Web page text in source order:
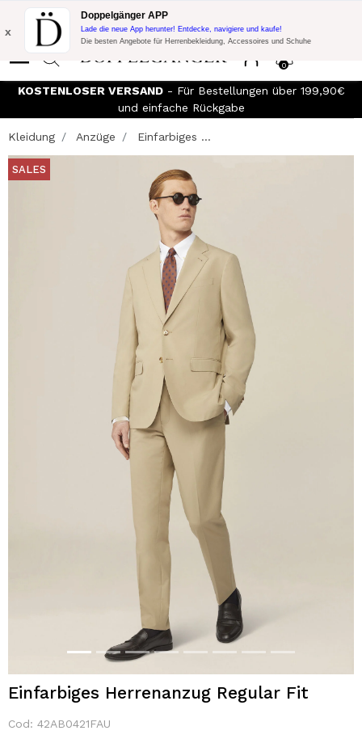
Blitzangebot:
10% Extra-Rabatt auf 300€ Einkauf mit Code:
DOPPEL300
0
x
Doppelgänger APP
Lade die neue App herunter! Entdecke, navigiere und kaufe!
Die besten Angebote für Herrenbekleidung, Accessoires und Schuhe
KOSTENLOSER VERSAND- Für Bestellungen über 199,90€
und einfache Rückgabe
Kleidung Anzüge Einfarbiges ...
SALES
Einfarbiges Herrenanzug Regular Fit
Cod: 42AB0421FAU